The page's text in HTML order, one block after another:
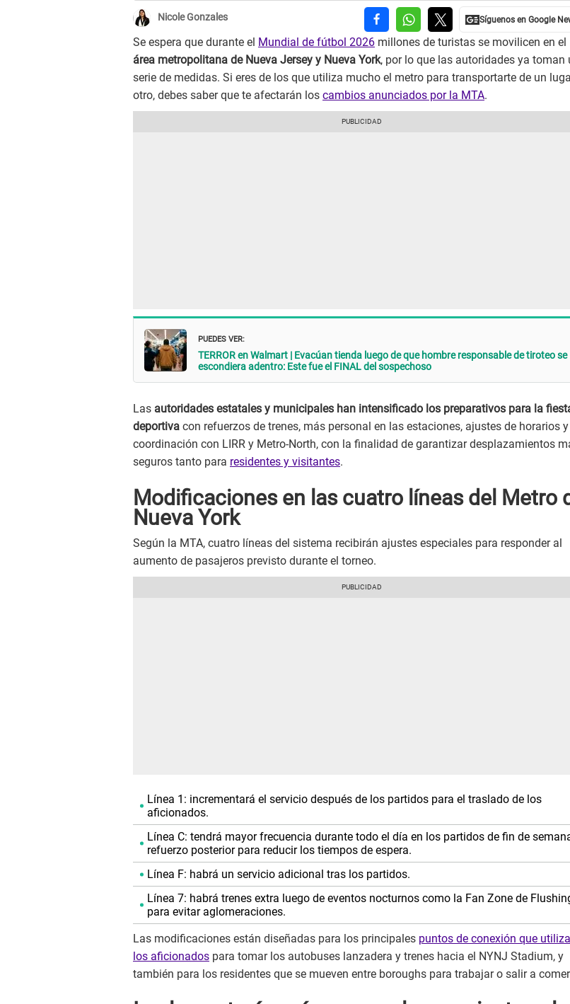
Nicole Gonzales
Se espera que durante el Mundial de fútbol 2026 millones de turistas se movilicen en el
área metropolitana de Nueva Jersey y Nueva York, por lo que las autoridades ya toman
serie de medidas. Si eres de los que utiliza mucho el metro para transportarte de un
otro, debes saber que te afectarán los cambios anunciados por la MTA.
PUEDES VER:
TERROR en Walmart | Evacúan tienda luego de que hombre responsable de tiroteo se
escondiera adentro: Este fue el FINAL del sospechoso
Las autoridades estatales y municipales han intensificado los preparativos para la
deportiva con refuerzos de trenes, más personal en las estaciones, ajustes de horarios y
coordinación con LIRR y Metro-North, con la finalidad de garantizar desplazamientos
seguros tanto para residentes y visitantes.
Modificaciones en las cuatro líneas del Metro
Nueva York
Según la MTA, cuatro líneas del sistema recibirán ajustes especiales para responder al
aumento de pasajeros previsto durante el torneo.
Línea 1: incrementará el servicio después de los partidos para el traslado de los
aficionados.
Línea C: tendrá mayor frecuencia durante todo el día en los partidos de fin de
refuerzo posterior para reducir los tiempos de espera.
Línea F: habrá un servicio adicional tras los partidos.
Línea 7: habrá trenes extra luego de eventos nocturnos como la Fan Zone de
para evitar aglomeraciones.
Las modificaciones están diseñadas para los principales puntos de conexión que
los aficionados para tomar los autobuses lanzadera y trenes hacia el NYNJ Stadium, y
también para los residentes que se mueven entre boroughs para trabajar o salir a